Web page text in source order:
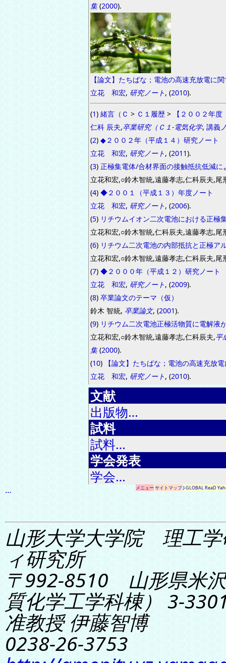
集 (2000).
【論文】たちばな；電池の高速充放電に
立花 和宏, 研究ノート, (2010).
(1) 緒言（Ｃ > Ｃ１履歴 >
【２００２年
仁科 辰夫,卒業研究（Ｃ１-電気化学, 講義
(2) ◆２００２年（平成１４）研究ノート
立花 和宏, 研究ノート, (2011).
(3) 正極集電体/合材界面の接触抵抗低減
立花和宏,○鈴木智統,遠藤孝志,仁科辰夫,尾
(4) ◆２００１（平成１３）年度ノート
立花 和宏, 研究ノート, (2006).
(5) リチウムイオン二次電池における正極
立花和宏,○鈴木智統,仁科辰夫,遠藤孝志,尾
(6) リチウム二次電池の内部抵抗と正極
立花和宏,○鈴木智統,遠藤孝志,仁科辰夫,尾
(7) ◆２０００年（平成１２）研究ノート
立花 和宏, 研究ノート, (2009).
(8) 卒業論文のテーマ（仮）
鈴木 智統, 卒業論文, (2001).
(9) リチウム二次電池正極活物質に電解液
立花和宏,○鈴木智統,遠藤孝志,仁科辰夫,平
集 (2000).
(10)
【論文】たちばな；電池の高速充放
立花 和宏, 研究ノート, (2010).
文献
出版物…
試料
試料…
学会発表
学会…
… メニューサイトマップJ-GLOBALReaD
山形大学大学院 理工学
ィ研究所
〒992-8510 山形県米
質化学工学科棟） 3-
准教授 伊藤智博
0238-26-3753